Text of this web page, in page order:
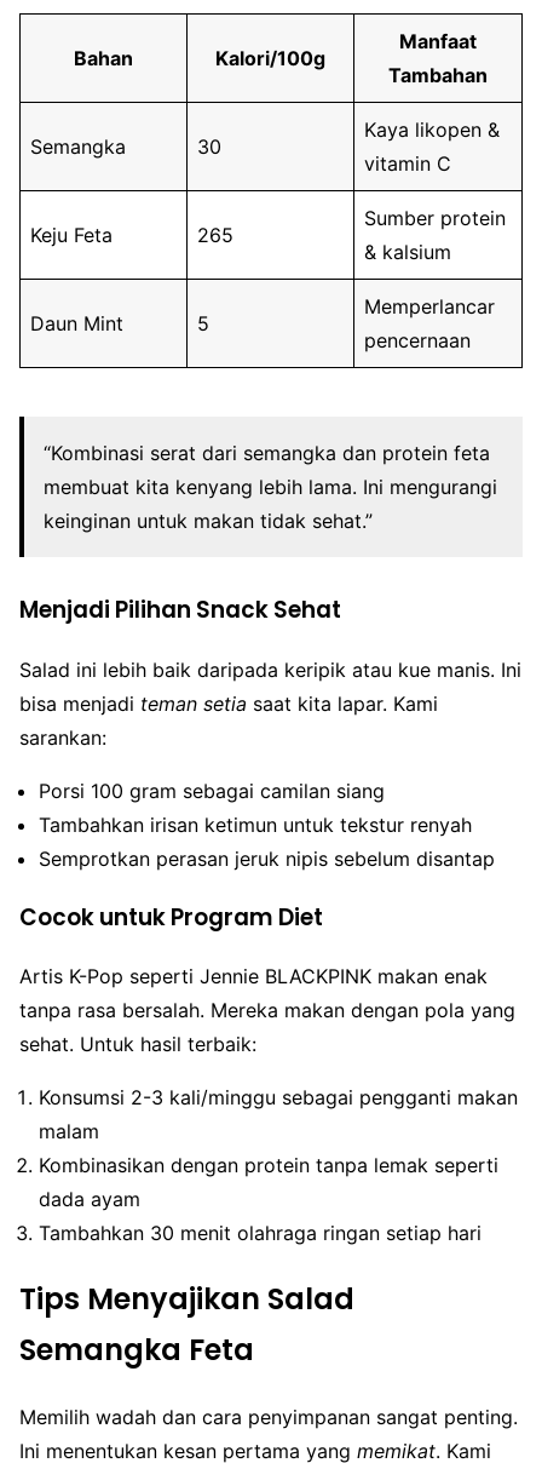
Bahan Kalori/100g
Manfaat
Tambahan
Semangka 30
Kaya likopen &
vitamin C
Keju Feta 265
Sumber protein
& kalsium
Daun Mint 5
Memperlancar
pencernaan
“Kombinasi serat dari semangka dan protein feta
membuat kita kenyang lebih lama. Ini mengurangi
keinginan untuk makan tidak sehat.”
Menjadi Pilihan Snack Sehat
Salad ini lebih baik daripada keripik atau kue manis. Ini
bisa menjadi teman setia saat kita lapar. Kami
sarankan:
Porsi 100 gram sebagai camilan siang
Tambahkan irisan ketimun untuk tekstur renyah
Semprotkan perasan jeruk nipis sebelum disantap
Cocok untuk Program Diet
Artis K-Pop seperti Jennie BLACKPINK makan enak
tanpa rasa bersalah. Mereka makan dengan pola yang
sehat. Untuk hasil terbaik:
Konsumsi 2-3 kali/minggu sebagai pengganti makan
malam
Kombinasikan dengan protein tanpa lemak seperti
dada ayam
Tambahkan 30 menit olahraga ringan setiap hari
Tips Menyajikan Salad
Semangka Feta
Memilih wadah dan cara penyimpanan sangat penting.
Ini menentukan kesan pertama yang memikat. Kami